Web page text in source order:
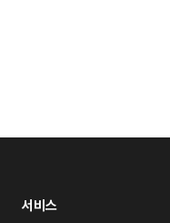
서비스